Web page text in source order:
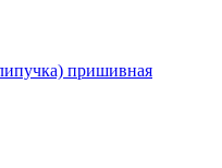
пришивная